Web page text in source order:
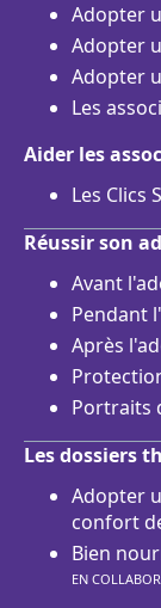
Adopter
Adopter
Adopter
Les
Aider les
Les Clics
Réussir son
Avant
Pendant
Après
Portraits
Les dossiers
Adopter
confort
Bien
EN